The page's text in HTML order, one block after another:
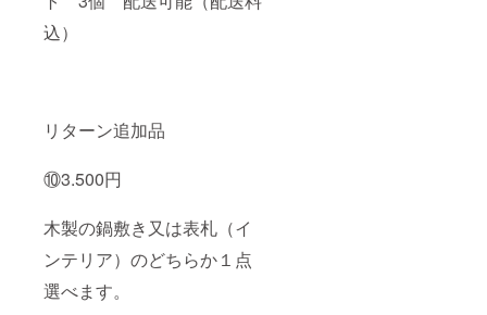
込）
リターン追加品
⑩3.500円
木製の鍋敷き又は表札（イ
ンテリア）のどちらか１点
選べます。